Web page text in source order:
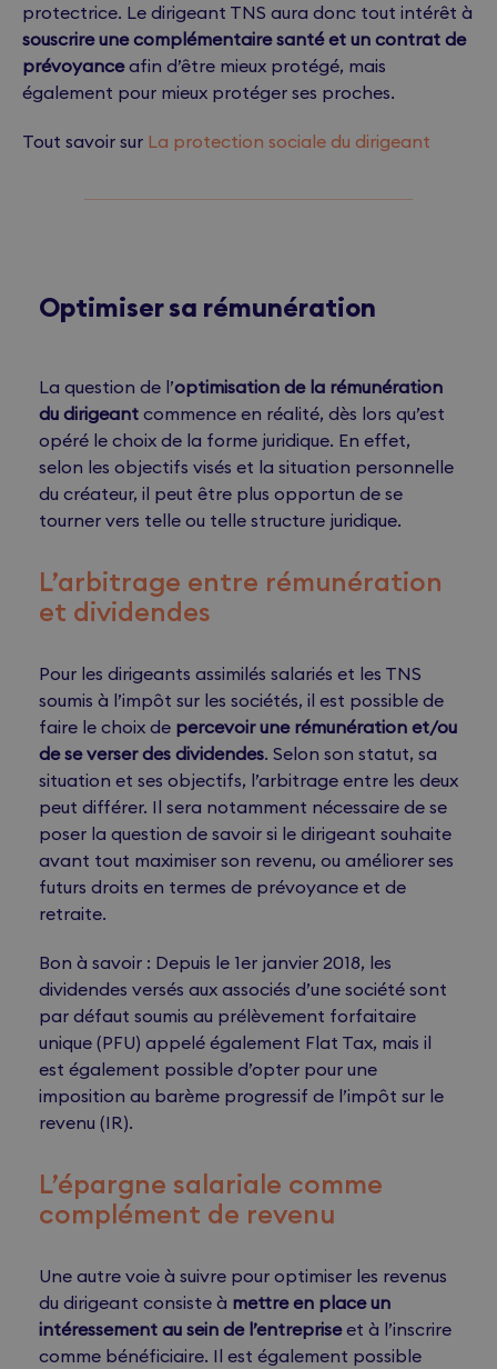
protectrice. Le dirigeant TNS aura donc tout intérêt à
souscrire une complémentaire santé et un contrat de
prévoyanceafin d’être mieux protégé, mais
également pour mieux protéger ses proches.
Tout savoir sur La protection sociale du dirigeant
Optimiser sa rémunération
La question de l’optimisation de la rémunération
du dirigeant commence en réalité, dès lors qu’est
opéré le choix de la forme juridique. En effet,
selon les objectifs visés et la situation personnelle
du créateur, il peut être plus opportun de se
tourner vers telle ou telle structure juridique.
L’arbitrage entre rémunération
et dividendes
Pour les dirigeants assimilés salariés et les TNS
soumis à l’impôt sur les sociétés, il est possible de
faire le choix de percevoir une rémunération et/ou
de se verser des dividendes. Selon son statut, sa
situation et ses objectifs, l’arbitrage entre les deux
peut différer. Il sera notamment nécessaire de se
poser la question de savoir si le dirigeant souhaite
avant tout maximiser son revenu, ou améliorer ses
futurs droits en termes de prévoyance et de
retraite.
Bon à savoir : Depuis le 1er janvier 2018, les
dividendes versés aux associés d’une société sont
par défaut soumis au prélèvement forfaitaire
unique (PFU) appelé également Flat Tax, mais il
est également possible d’opter pour une
imposition au barème progressif de l’impôt sur le
revenu (IR).
L’épargne salariale comme
complément de revenu
Une autre voie à suivre pour optimiser les revenus
du dirigeant consiste à mettre en place un
intéressement au sein de l’entrepriseet à l’inscrire
comme bénéficiaire. Il est également possible